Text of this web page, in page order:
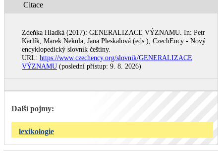
Citace
Zdeňka Hladká (2017): GENERALIZACE VÝZNAMU. In: Petr
Karlík, Marek Nekula, Jana Pleskalová (eds.), CzechEncy - Nový
encyklopedický slovník češtiny.
URL: https://www.czechency.org/slovnik/GENERALIZACE
VÝZNAMU (poslední přístup: 9. 8. 2026)
Další pojmy:
lexikologie